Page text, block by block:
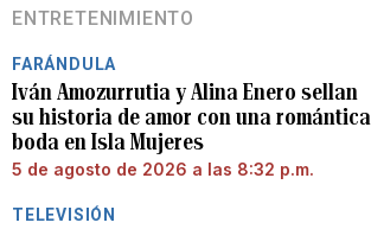
ENTRETENIMIENTO
FARÁNDULA
Iván Amozurrutia y Alina Enero sellan
su historia de amor con una romántica
boda en Isla Mujeres
5 de agosto de 2026 a las 8:32 p.m.
TELEVISIÓN